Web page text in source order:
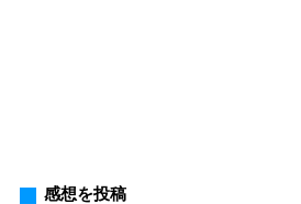
感想を投稿